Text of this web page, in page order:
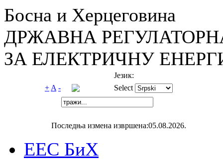
Босна и Херцеговина
ДРЖАВНА
ЗА ЕЛЕКТРИЧНУ
Језик:
+ A - Select
Последња измена извршена:05.08.2026.
ЕЕС БиХ